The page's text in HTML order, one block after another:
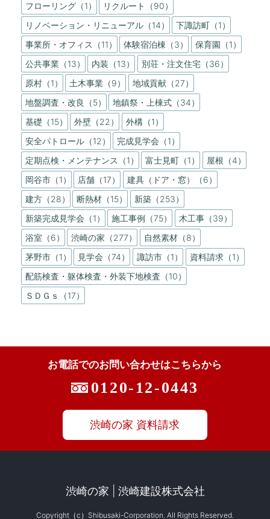
フローリング（1）
リクルート（90）
リノベーション・リニューアル（14）
下諏訪町（1）
事業所・オフィス（11）
体験宿泊棟（3）
保育園（1）
公共事業（13）
内装（13）
別荘・注文住宅（36）
原村（1）
土木事業（9）
地域貢献（27）
地盤調査・改良（5）
地鎮祭・上棟式（34）
基礎（15）
外壁（22）
外構（1）
安全パトロール（12）
完成見学会（1）
定期点検・メンテナンス（1）
富士見町（1）
屋根（4）
岡谷市（1）
店舗（17）
建具（ドア・窓）（6）
建方（28）
断熱材（15）
新築（253）
新築完成見学会（1）
施工事例（75）
木工事（39）
浴室（6）
渋崎の家（277）
自然素材（8）
茅野市（1）
見学会（74） 諏訪市（1）
資料請求（1）
配筋検査・躯体検査・外装下地検査（10）
ＳＤＧｓ（17）
お電話でのお問い合わせはこちらから
0120-12-0443
渋崎の家 資料請求
渋崎の家 渋崎建設株式会社
Copyright（c）Shibusaki-Corporation. All Rights Reserved.